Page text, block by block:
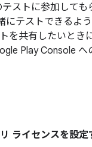
ストに参加しても
テストできるよ
共有したいとき
Play Console
ライセンスを設定